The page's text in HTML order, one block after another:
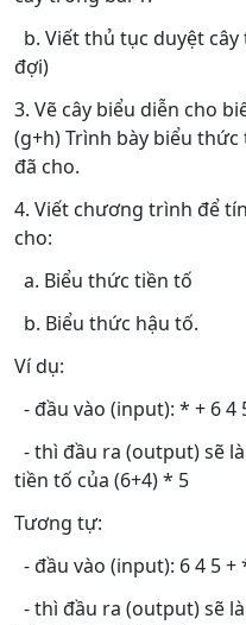
b. Viết thủ tục duyệt
đợi)
3. Vẽ cây biểu diễn cho
(g+h) Trình bày biểu
đã cho.
4. Viết chương trình để
cho:
a. Biểu thức tiền tố
b. Biểu thức hậu tố.
Ví dụ:
- đầu vào (input): * + 6 4
- thì đầu ra (output) sẽ
tiền tố của (6+4) * 5
Tương tự:
- đầu vào (input): 6 4 5 +
- thì đầu ra (output) sẽ